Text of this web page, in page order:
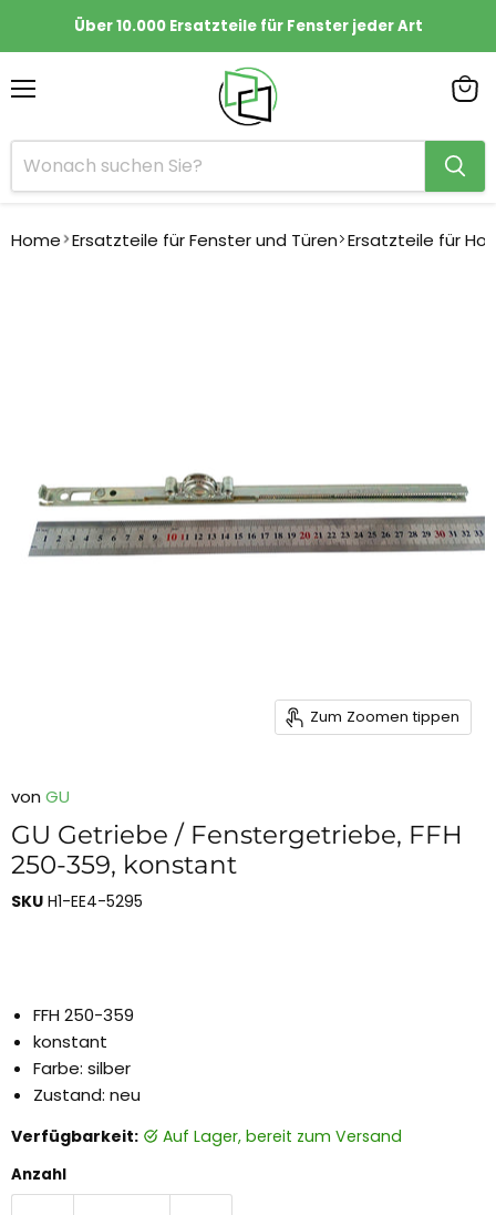
Über 10.000 Ersatzteile für Fenster jeder Art
Home Ersatzteile für Fenster und Türen Ersatzteile für
Zum Zoomen tippen
von GU
GU Getriebe / Fenstergetriebe, FFH
250-359, konstant
SKU H1-EE4-5295
FFH 250-359
konstant
Farbe: silber
Zustand: neu
Verfügbarkeit: auf Lager, bereit zum Versand
Anzahl